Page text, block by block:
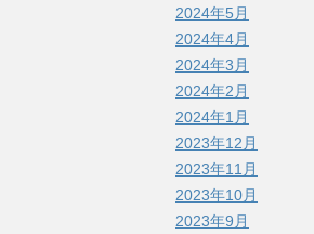
2024年5月
2024年4月
2024年3月
2024年2月
2024年1月
2023年12月
2023年11月
2023年10月
2023年9月